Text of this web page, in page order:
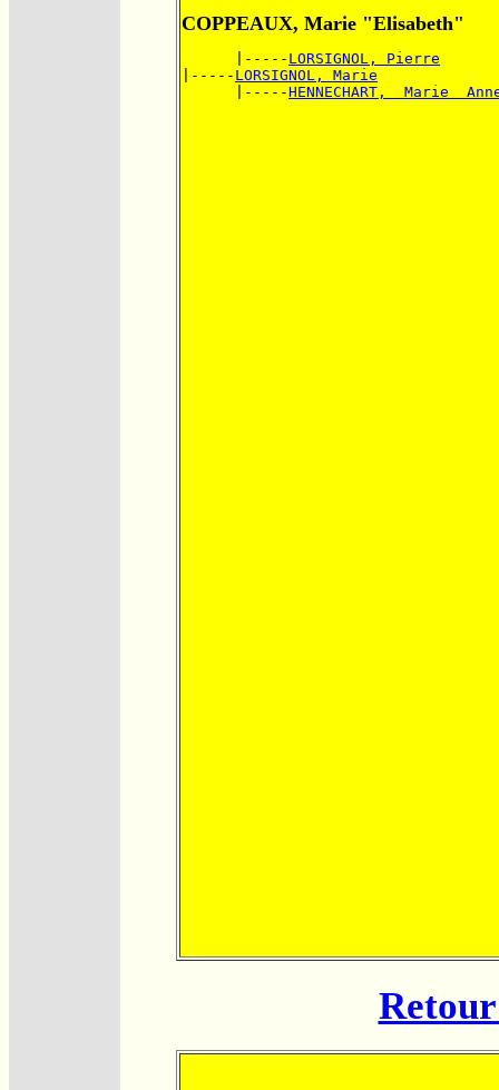
COPPEAUX, Marie "Elisabeth"
      |-----
LORSIGNOL, Pierre
|----- LORSIGNOL, Marie
      |-----
HENNECHART,  Marie